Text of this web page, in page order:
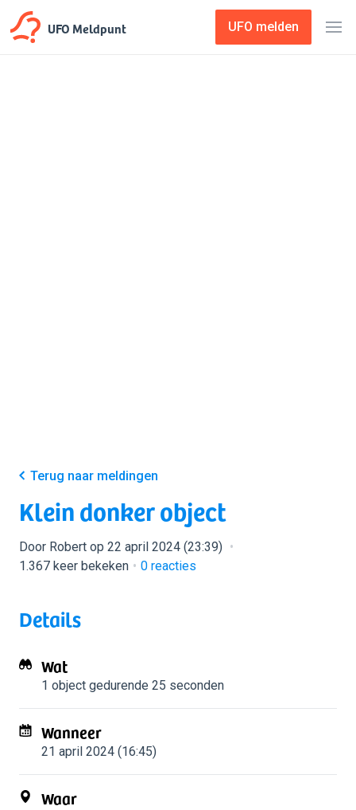
UFO Meldpunt UFO melden
Terug naar meldingen
Klein donker object
Door Robert op 22 april 2024 (23:39)
1.367 keer bekeken
0 reacties
Details
Wat
1 object gedurende 25 seconden
Wanneer
21 april 2024 (16:45)
Waar